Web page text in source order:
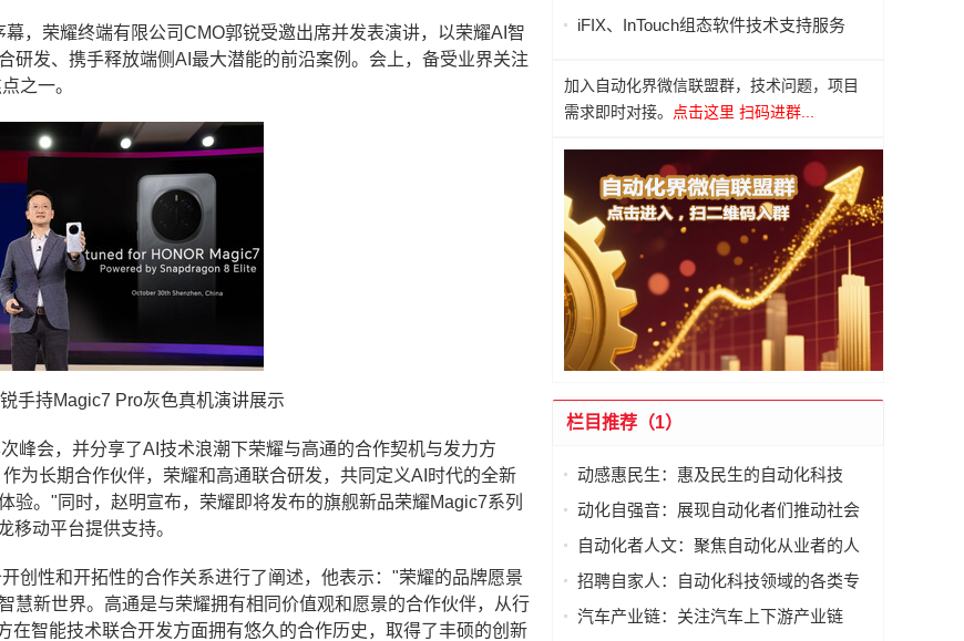
，荣耀终端有限公司CMO郭锐受邀出席并发表演讲，以荣耀AI智
研发、携手释放端侧AI最大潜能的前沿案例。会上，备受业界关注
之一。
手持Magic7 Pro灰色真机演讲展示
峰会，并分享了AI技术浪潮下荣耀与高通的合作契机与发力方
为长期合作伙伴，荣耀和高通联合研发，共同定义AI时代的全新
验。"同时，赵明宣布，荣耀即将发布的旗舰新品荣耀Magic7系列
移动平台提供支持。
创性和开拓性的合作关系进行了阐述，他表示："荣耀的品牌愿景
慧新世界。高通是与荣耀拥有相同价值观和愿景的合作伙伴，从行
智能技术联合开发方面拥有悠久的合作历史，取得了丰硕的创新
iFIX、InTouch组态软件技术支持服务
加入自动化界微信联盟群，技术问题，项目
需求即时对接。
点击这里 扫码进群...
栏目推荐（1）
动感惠民生：惠及民生的自动化科技
动化自强音：展现自动化者们推动社会
进步发出的响亮声音
自动化者人文：聚焦自动化从业者的人
文思考
招聘自家人：自动化科技领域的各类专
家及人才需求资讯
汽车产业链：关注汽车上下游产业链